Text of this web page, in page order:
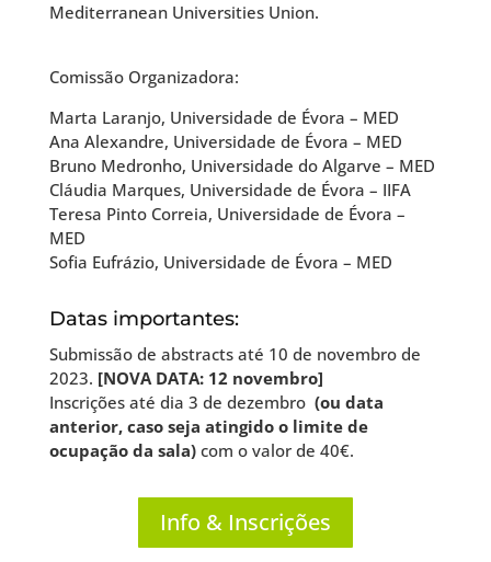
Mediterranean Universities Union.
Comissão Organizadora:
Marta Laranjo, Universidade de Évora – MED
Ana Alexandre, Universidade de Évora – MED
Bruno Medronho, Universidade do Algarve – MED
Cláudia Marques, Universidade de Évora – IIFA
Teresa Pinto Correia, Universidade de Évora –
MED
Sofia Eufrázio, Universidade de Évora – MED
Datas importantes:
Submissão de abstracts até 10 de novembro de
2023. [NOVA DATA: 12 novembro]
Inscrições até dia 3 de dezembro (ou data
anterior, caso seja atingido o limite de
ocupação da sala) com o valor de 40€.
Info & Inscrições